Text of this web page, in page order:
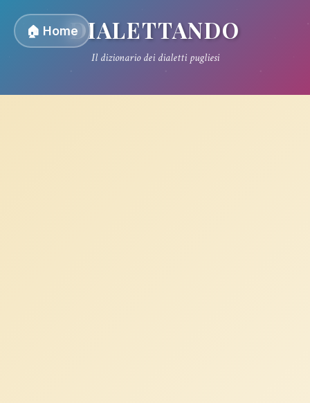
🏠 HomeDIALETTANDO
Il dizionario dei dialetti pugliesi